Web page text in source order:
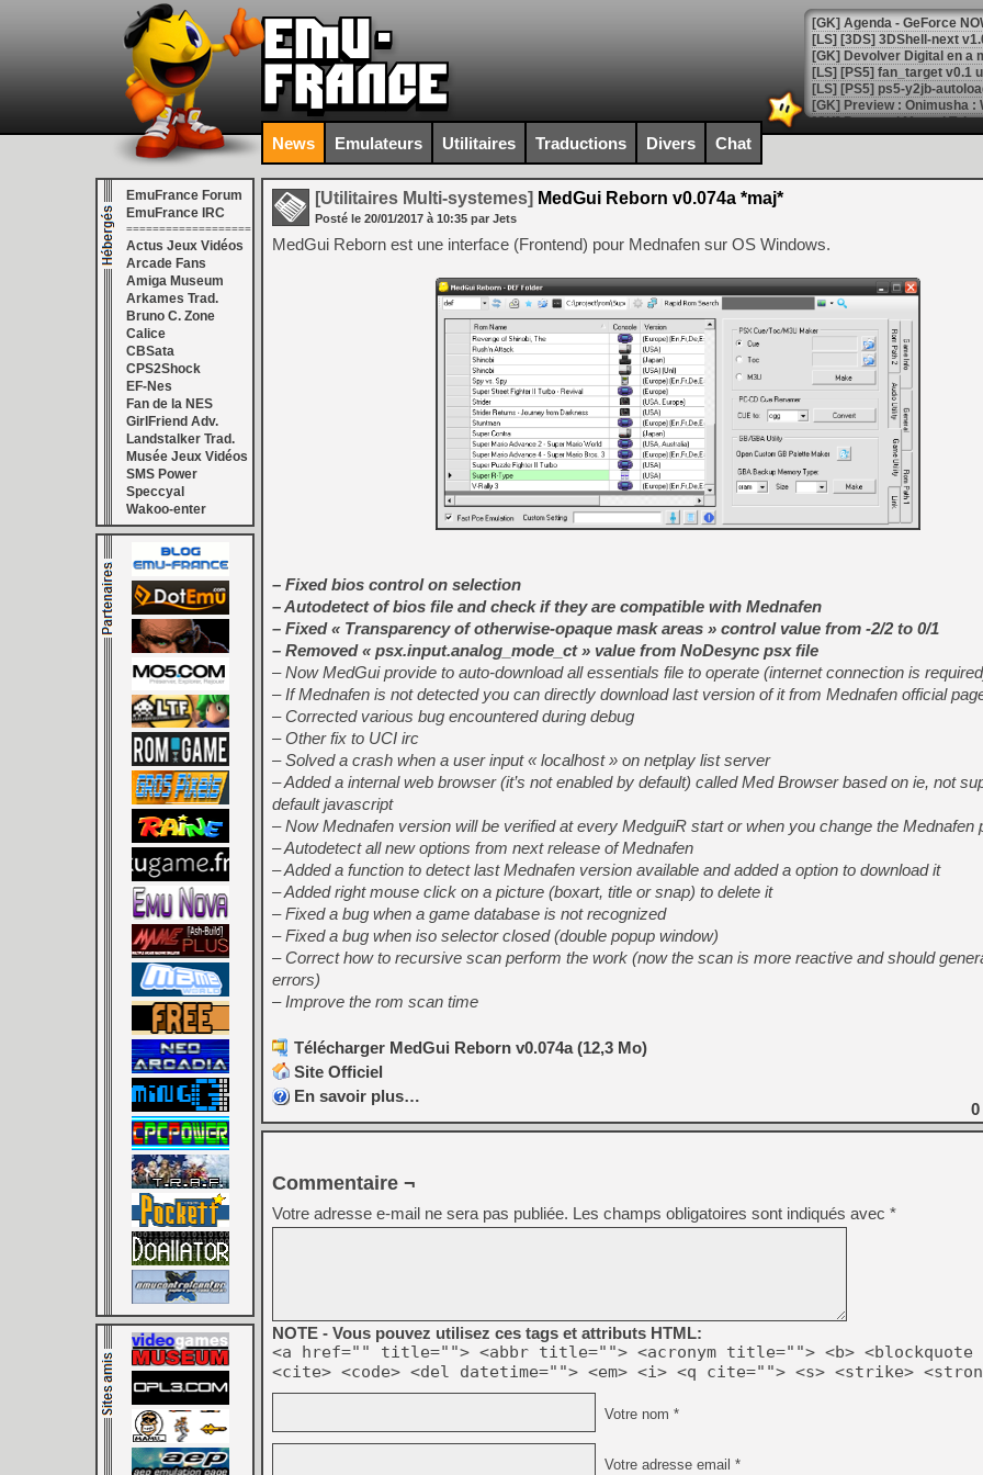
[GK] Agenda - GeForce
[GK] Devolver Digital en a
[LS] [PS5] ps5-y2jb-
[GK] Pourquoi Marvel
[GK] Test : Restory : Chill
[GK] GTA 6 : Rockstar
[GK] Hot Wheels Infinite
[GK] Mémoire cash -
[GK] Résultats Nintendo :
[GK] Déjà des
[Mo5] Brickboy cherche à
[GK] Minecraft et ses «
[GK] Beast of
[GK] Ubisoft : fin de partie
[GK] Mémoire cash -
[GK] Dan Houser (GTA)
[GK] Comment EA Sports
[GK] Crimson Moon : un
[GK] Isle of Reveries : le
[GK] Moonlighter 2 : The
[GK] Capcom relance
[Mo5] Deux inédits du
[GK] Le beat'em up The
[GK] Endless Legend 2 :
[LS] [PS5] Le WebKit
[GK] Oubliez Crazy Taxi,
[LS] [Switch] NSZ 5.0.0
[GK] No More Room in
[GK] Un chatbot Atelier
News Emulateurs Utilitaires Traductions Divers Chat
EmuFrance Forum
EmuFrance IRC
===================
Actus Jeux Vidéos
Arcade Fans
Amiga Museum
Arkames Trad.
Bruno C. Zone
Calice
CBSata
CPS2Shock
EF-Nes
Fan de la NES
GirlFriend Adv.
Landstalker Trad.
Musée Jeux Vidéos
SMS Power
Speccyal
Wakoo-enter
[Utilitaires Multi-systemes] MedGui Reborn v0.074a *maj*
Posté le 20/01/2017 à 10:35 par Jets
MedGui Reborn est une interface (Frontend) pour Mednafen sur OS Windows.
– Fixed bios control on selection
– Autodetect of bios file and check if they are compatible with Mednafen
– Fixed « Transparency of otherwise-opaque mask areas » control value from -2/2 to 0/1
– Removed « psx.input.analog_mode_ct » value from NoDesync psx file
– Now MedGui provide to auto-download all essentials file to operate (internet connection is
– If Mednafen is not detected you can directly download last version of it from Mednafen official
– Corrected various bug encountered during debug
– Other fix to UCI irc
– Solved a crash when a user input « localhost » on netplay list server
– Added a internal web browser (it’s not enabled by default) called Med Browser based on ie, not
default javascript
– Now Mednafen version will be verified at every MedguiR start or when you change the Mednafen
– Autodetect all new options from next release of Mednafen
– Added a function to detect last Mednafen version available and added a option to download it
– Added right mouse click on a picture (boxart, title or snap) to delete it
– Fixed a bug when a game database is not recognized
– Fixed a bug when iso selector closed (double popup window)
– Correct how to recursive scan perform the work (now the scan is more reactive and should
errors)
– Improve the rom scan time
Télécharger MedGui Reborn v0.074a (12,3 Mo)
Site Officiel
En savoir plus…
0
Commentaire ¬
Votre adresse e-mail ne sera pas publiée. Les champs obligatoires sont indiqués avec *
NOTE - Vous pouvez utilisez ces tags et attributs HTML:
<a href="" title=""> <abbr title=""> <acronym title=""> <b> <blockquote
<cite> <code> <del datetime=""> <em> <i> <q cite=""> <s> <strike>
Votre nom *
Votre adresse email *